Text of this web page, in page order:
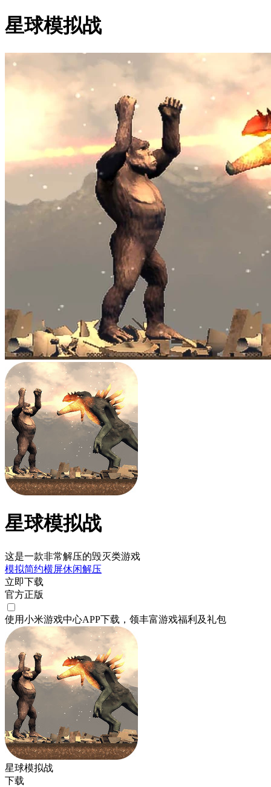
星球模拟战
星球模拟战
这是一款非常解压的毁灭类游戏
模拟简约横屏休闲解压
立即下载
官方正版
使用小米游戏中心APP下载 ，领丰富游戏福利 及礼包
星球模拟战
下载